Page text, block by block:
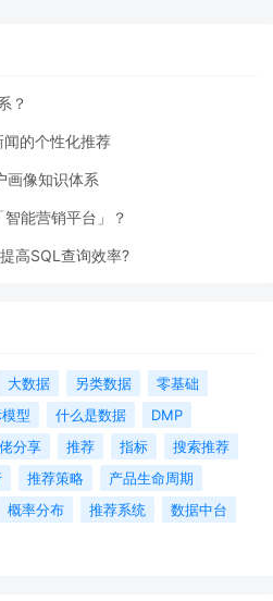
？
的个性化推荐
画像知识体系
能营销平台」？
高SQL查询效率?
大数据 另类数据
零基础
型 什么是数据
DMP
分享 推荐 指标
搜索推荐
推荐策略
产品生命周期
概率分布 推荐系统
数据中台